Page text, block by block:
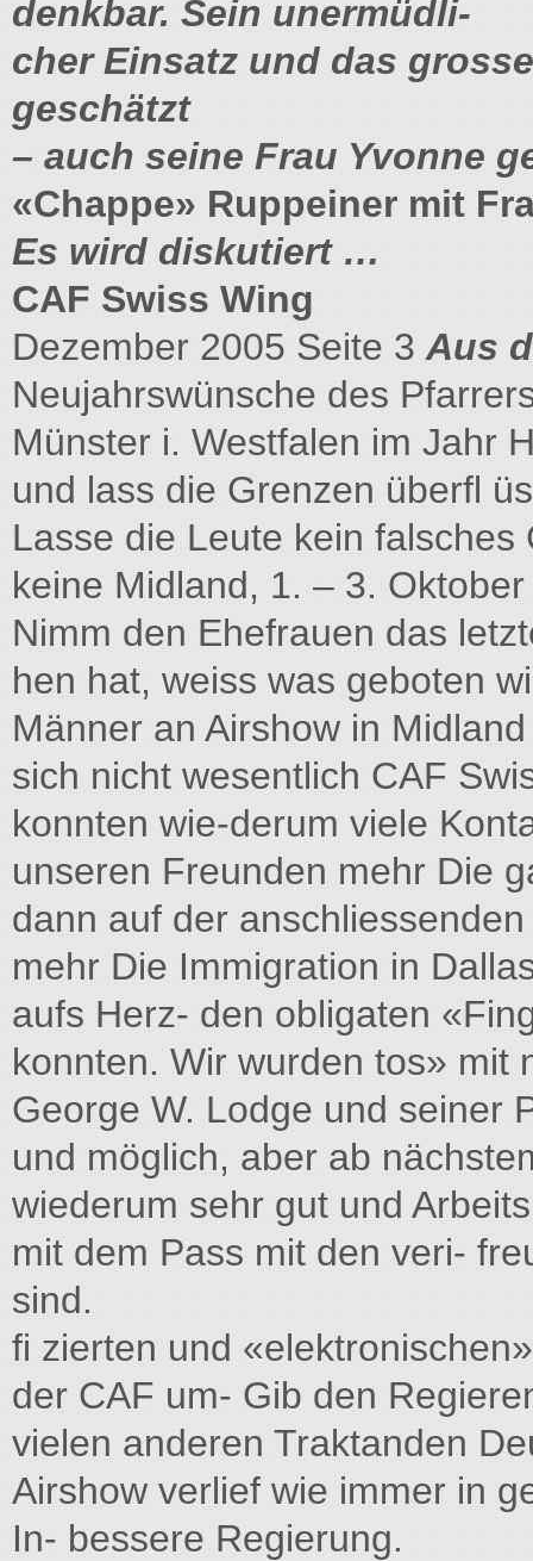
denkbar. Sein unermüdli-
cher Einsatz und das
geschätzt
– auch seine Frau Yvonne
«Chappe» Ruppeiner mit
Es wird diskutiert …
CAF Swiss Wing
Dezember 2005 Seite 3 Aus
Neujahrswünsche des
Münster i. Westfalen im Jahr
und lass die Grenzen überfl
Lasse die Leute kein
keine Midland, 1. – 3.
Nimm den Ehefrauen das
hen hat, weiss was geboten
Männer an Airshow in
sich nicht wesentlich CAF
konnten wie-derum viele
unseren Freunden mehr Die
dann auf der
mehr Die Immigration in
aufs Herz- den obligaten
konnten. Wir wurden tos» mit
George W. Lodge und seiner
und möglich, aber ab
wiederum sehr gut und
mit dem Pass mit den veri-
sind.
fi zierten und
der CAF um- Gib den
vielen anderen Traktanden
Airshow verlief wie immer in
In- bessere Regierung.